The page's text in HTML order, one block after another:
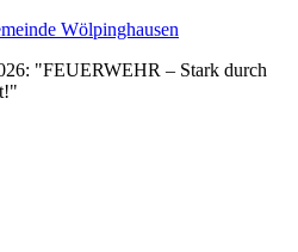
Wölpinghausen
"FEUERWEHR – Stark durch